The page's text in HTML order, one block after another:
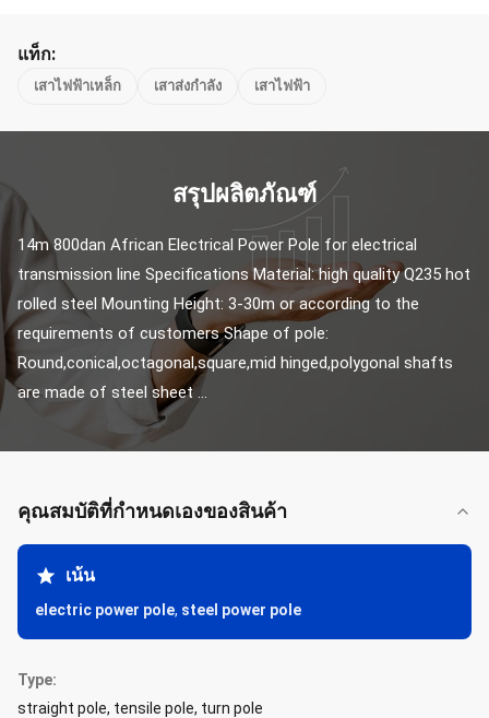
แท็ก:
เสาไฟฟ้าเหล็ก เสาส่งกำลัง เสาไฟฟ้า
สรุปผลิตภัณฑ์
14m 800dan African Electrical Power Pole for electrical
transmission line Specifications Material: high quality Q235 hot
rolled steel Mounting Height: 3-30m or according to the
requirements of customers Shape of pole:
Round,conical,octagonal,square,mid hinged,polygonal shafts
are made of steel sheet ...
คุณสมบัติที่กําหนดเองของสินค้า
เน้น
electric power pole, steel power pole
Type:
straight pole, tensile pole, turn pole